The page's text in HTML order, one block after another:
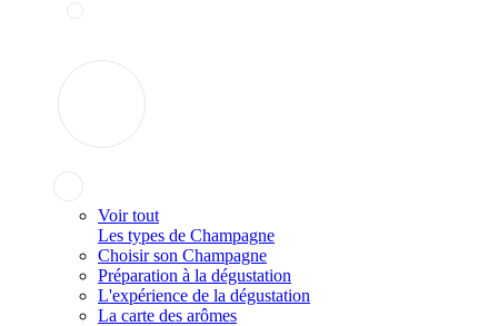
Voir tout
Les types de Champagne
Choisir son Champagne
Préparation à la dégustation
L'expérience de la dégustation
La carte des arômes